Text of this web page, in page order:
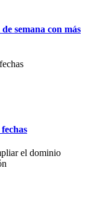
semana con más